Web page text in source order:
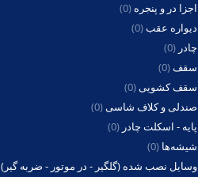
اجزا در و پنجره (0)
دیواره عقب(0)
چادر (0)
سقف(0)
سقف کشویی(0)
صندلی و کلاف شاسی(0)
پایه - اسکلت چادر (0)
شیشه‌ها (0)
وسایل نصب شده (گلگیر - در موتور - ضربه گیر)